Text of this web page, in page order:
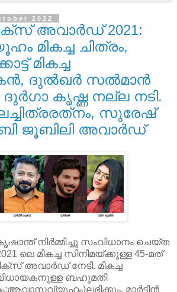
2022
അവാര്‍ഡ് 2021:
മികച്ച ചിത്രം,
മികച്ച
ദുല്‍ഖര്‍ സല്‍മാന്‍
കൃഷ്ണ നല്ല നടി.
സുരേഷ്
ജൂബിലി അവാര്‍ഡ്
നിര്‍മ്മിച്ചു സംവിധാനം ചെയ്ത
ലെ മികച്ച സിനിമയ്ക്കുള്ള 45-മത്
അവാര്‍ഡ് നേടി. മികച്ച
ബഹുമതി
മാര്‍ട്ടിന്‍